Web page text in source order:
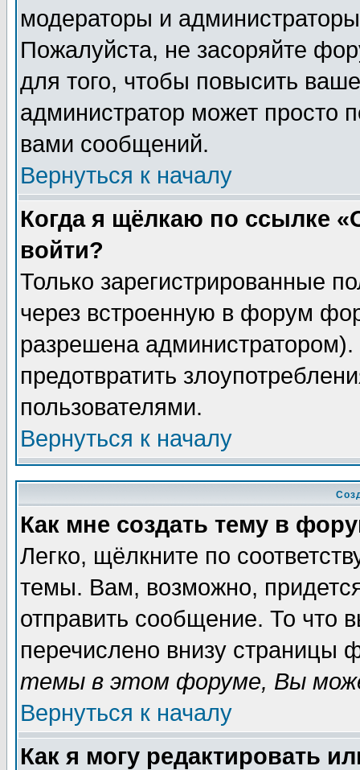
модераторы и
Пожалуйста, не засоряйте
для того, чтобы повысить
администратор может просто
вами сообщений.
Вернуться к началу
Когда я щёлкаю по ссылке
войти?
Только зарегистрированные
через встроенную в форум
разрешена
предотвратить
пользователями.
Вернуться к началу
Как мне создать тему в
Легко, щёлкните по
темы. Вам, возможно,
отправить сообщение. То что
перечислено внизу страницы
темы в этом форуме, Вы
Вернуться к началу
Как я могу редактировать